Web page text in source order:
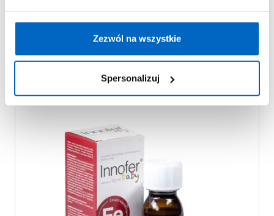
Zezwól na wszystkie
Spersonalizuj